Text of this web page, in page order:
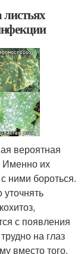
вероятная
Именно их
ними бороться.
с появления
на глаз
вместо того,